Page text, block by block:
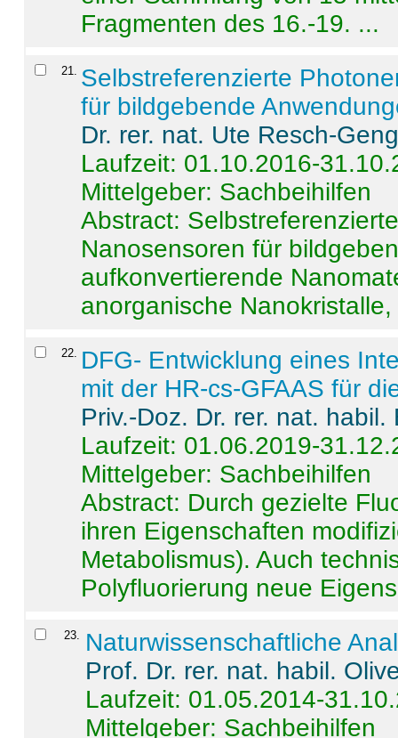
Fragmenten des 16.-19. ...
21
Selbstreferenzierte
für bildgebende
Dr. rer. nat. Ute Resch-
Laufzeit: 01.10.2016-
Mittelgeber: Sachbeihilfen
Abstract:
Nanosensoren für
aufkonvertierende
anorganische
22
DFG- Entwicklung eines
mit der HR-cs-GFAAS für
Priv.-Doz. Dr. rer. nat.
Laufzeit: 01.06.2019-
Mittelgeber: Sachbeihilfen
Abstract: Durch gezielte
ihren Eigenschaften
Metabolismus). Auch
Polyfluorierung neue
23. Naturwissenschaftliche
Prof. Dr. rer. nat. habil.
Laufzeit: 01.05.2014-
Mittelgeber: Sachbeihilfen